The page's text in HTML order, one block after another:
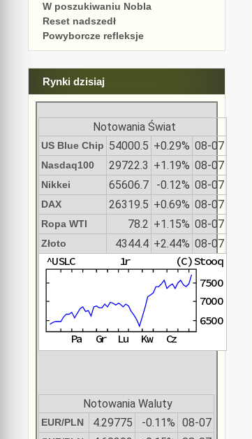
W poszukiwaniu Nobla
Reset nadszedł
Powyborcze refleksje
Rynki dzisiaj
Notowania Świat
US Blue Chip 54000.5 +0.29% 08-07
Nasdaq100 29722.3 +1.19% 08-07
Nikkei 65606.7 -0.12% 08-07
DAX 26319.5 +0.69% 08-07
Ropa WTI 78.2 +1.15% 08-07
Złoto 4344.4 +2.44% 08-07
Notowania Waluty
EUR/PLN 4.29775 -0.11% 08-07